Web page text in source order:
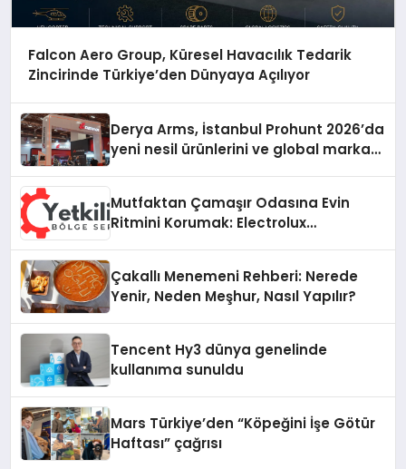
Falcon Aero Group, Küresel Havacılık Tedarik
Zincirinde Türkiye’den Dünyaya Açılıyor
Derya Arms, İstanbul Prohunt 2026’da
yeni nesil ürünlerini ve global marka
Mutfaktan Çamaşır Odasına Evin
Ritmini Korumak: Electrolux
Çakallı Menemeni Rehberi: Nerede
Yenir, Neden Meşhur, Nasıl Yapılır?
Tencent Hy3 dünya genelinde
kullanıma sunuldu
Mars Türkiye’den “Köpeğini İşe Götür
Haftası” çağrısı